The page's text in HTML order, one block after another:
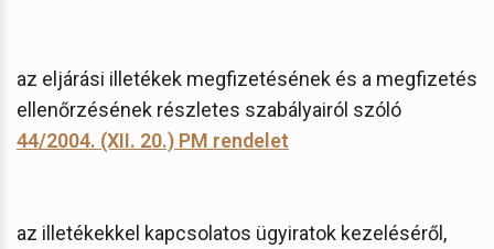
az eljárási illetékek megfizetésének és a megfizetés
ellenőrzésének részletes szabályairól szóló
44/2004. (XII. 20.) PM rendelet
az illetékekkel kapcsolatos ügyiratok kezeléséről,